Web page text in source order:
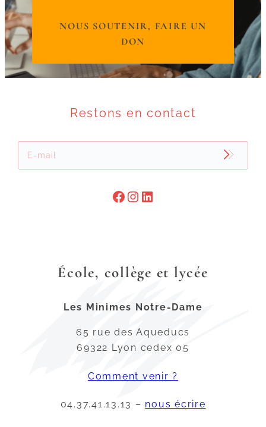
NOUS SOUTENIR, FAIRE UN
DON
Restons en contact

École, collège et lycée
Les Minimes Notre-Dame
65 rue des Aqueducs
69322 Lyon cedex 05
Comment venir ?
04.37.41.13.13 – nous écrire